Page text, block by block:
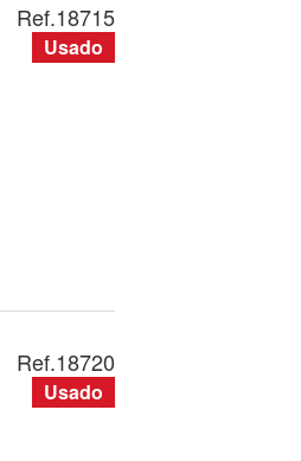
Ref.18715
Usado
Ref.18720
Usado